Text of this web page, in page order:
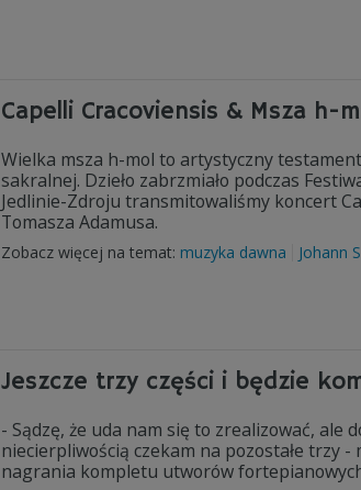
Capelli Cracoviensis & Msza h-
Wielka msza h-mol to artystyczny
sakralnej. Dzieło zabrzmiało podczas
Jedlinie-Zdroju transmitowaliśmy koncert
Tomasza Adamusa.
Zobacz więcej na temat: muzyka dawna Johann
Jeszcze trzy części i będzie
- Sądzę, że uda nam się to zrealizować, ale
niecierpliwością czekam na pozostałe trzy
nagrania kompletu utworów